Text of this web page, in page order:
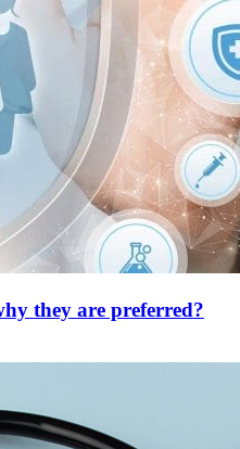
they are preferred?